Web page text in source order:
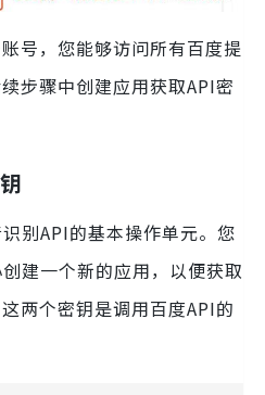
号，您能够访问所有百度提
步骤中创建应用获取API密
别API的基本操作单元。您
建一个新的应用，以便获取
两个密钥是调用百度API的